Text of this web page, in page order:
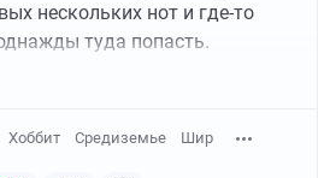
нескольких нот и где-то
туда попасть.
Хоббит Средиземье Шир